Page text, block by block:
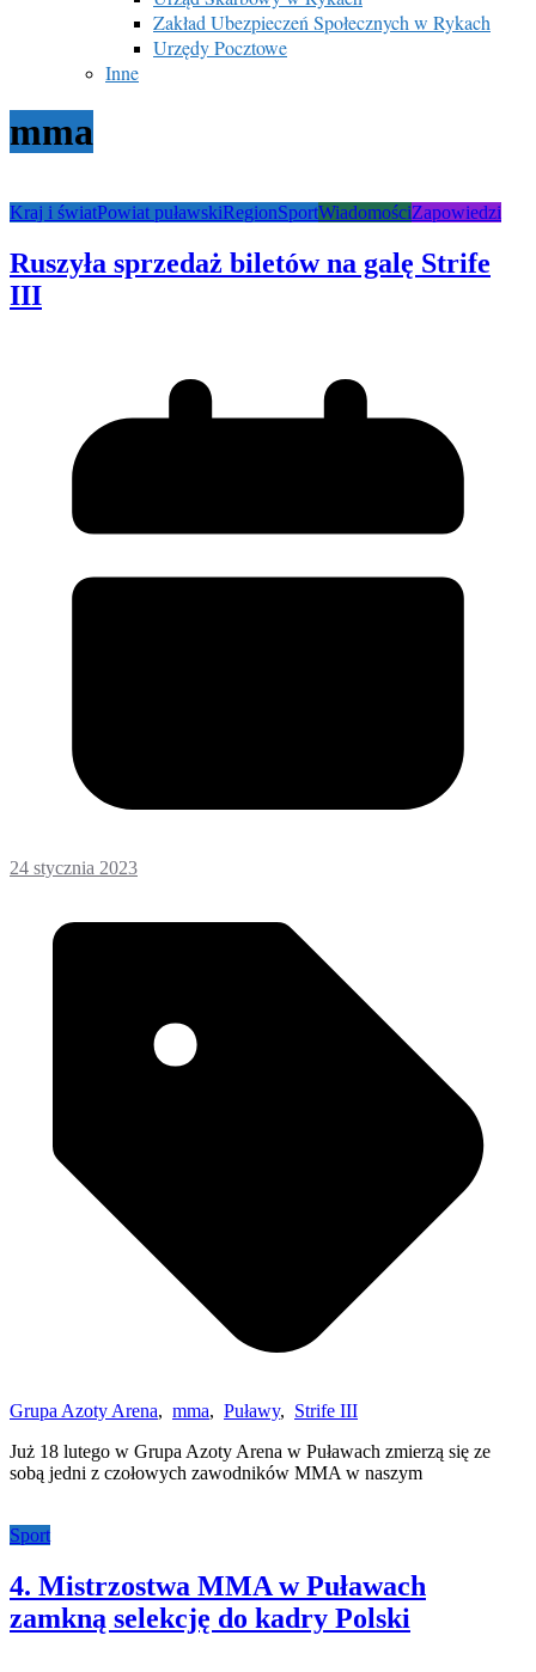
Zakład Ubezpieczeń Społecznych w Rykach
Urzędy Pocztowe
Inne
mma
Kraj i światPowiat puławskiRegionSportWiadomościZapowiedzi
Ruszyła sprzedaż biletów na galę Strife
III
24 stycznia 2023
Grupa Azoty Arena, mma, Puławy, Strife III
Już 18 lutego w Grupa Azoty Arena w Puławach zmierzą się ze
sobą jedni z czołowych zawodników MMA w naszym
Sport
4. Mistrzostwa MMA w Puławach
zamkną selekcję do kadry Polski